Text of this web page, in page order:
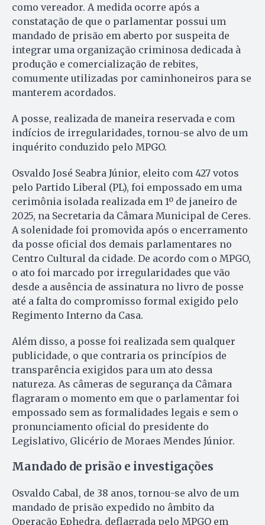
como vereador. A medida ocorre após a
constatação de que o parlamentar possui um
mandado de prisão em aberto por suspeita de
integrar uma organização criminosa dedicada à
produção e comercialização de rebites,
comumente utilizadas por caminhoneiros para se
manterem acordados.
A posse, realizada de maneira reservada e com
indícios de irregularidades, tornou-se alvo de um
inquérito conduzido pelo MPGO.
Osvaldo José Seabra Júnior, eleito com 427 votos
pelo Partido Liberal (PL), foi empossado em uma
cerimônia isolada realizada em 1º de janeiro de
2025, na Secretaria da Câmara Municipal de Ceres.
A solenidade foi promovida após o encerramento
da posse oficial dos demais parlamentares no
Centro Cultural da cidade. De acordo com o MPGO,
o ato foi marcado por irregularidades que vão
desde a ausência de assinatura no livro de posse
até a falta do compromisso formal exigido pelo
Regimento Interno da Casa.
Além disso, a posse foi realizada sem qualquer
publicidade, o que contraria os princípios de
transparência exigidos para um ato dessa
natureza. As câmeras de segurança da Câmara
flagraram o momento em que o parlamentar foi
empossado sem as formalidades legais e sem o
pronunciamento oficial do presidente do
Legislativo, Glicério de Moraes Mendes Júnior.
Mandado de prisão e investigações
Osvaldo Cabal, de 38 anos, tornou-se alvo de um
mandado de prisão expedido no âmbito da
Operação Ephedra, deflagrada pelo MPGO em